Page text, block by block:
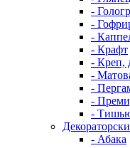
-
-
-
- Крафт
- Креп,
-
-
-
-
- Абака